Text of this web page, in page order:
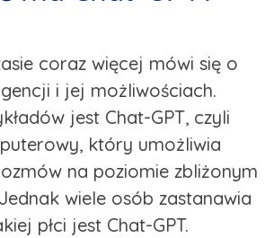
coraz więcej mówi się o
i jej możliwościach.
jest Chat-GPT, czyli
który umożliwia
na poziomie zbliżonym
wiele osób zastanawia
płci jest Chat-GPT.